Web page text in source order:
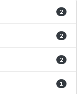
2
2
2
1